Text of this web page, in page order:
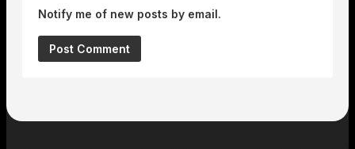
Notify me of new posts by email.